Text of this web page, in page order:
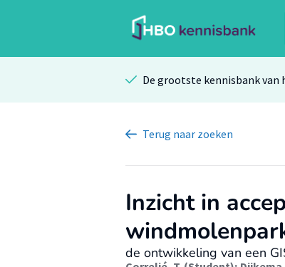
De grootste kennisbank van
Terug naar zoeken
Inzicht in
de ontwikkeling van een